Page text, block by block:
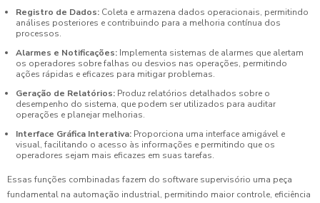
Registro de Dados: Coleta e armazena dados operacionais, permitindo
análises posteriores e contribuindo para a melhoria contínua dos
processos.
Alarmes e Notificações: Implementa sistemas de alarmes que alertam
os operadores sobre falhas ou desvios nas operações, permitindo
ações rápidas e eficazes para mitigar problemas.
Geração de Relatórios: Produz relatórios detalhados sobre o
desempenho do sistema, que podem ser utilizados para auditar
operações e planejar melhorias.
Interface Gráfica Interativa: Proporciona uma interface amigável e
visual, facilitando o acesso às informações e permitindo que os
operadores sejam mais eficazes em suas tarefas.
Essas funções combinadas fazem do software supervisório uma peça
fundamental na automação industrial, permitindo maior controle, eficiência